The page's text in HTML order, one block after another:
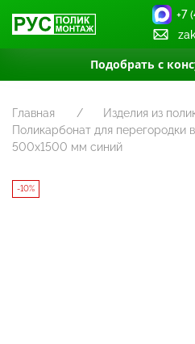
Подобрать с
+7
Главная
Изделия из
Поликарбонат для перегородки
500х1500 мм синий
-10%